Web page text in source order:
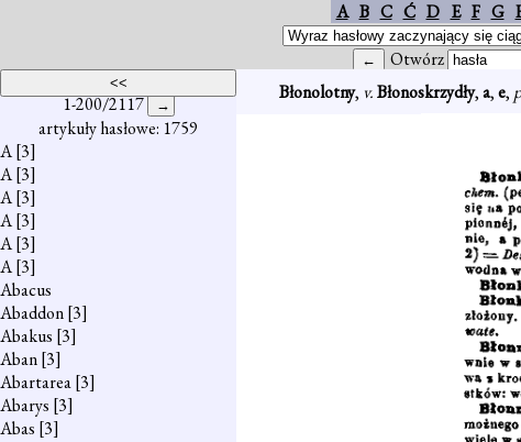
A B C Ć D E F G
Otwórz
1-200/2117
artykuły hasłowe: 1759
A[3]
A[3]
A[3]
A[3]
A[3]
A[3]
Abacus
Abaddon[3]
Abakus [3]
Aban[3]
Abartarea[3]
Abarys [3]
Abas [3]
Błonolotny, v.Błonoskrzydły,a,e,